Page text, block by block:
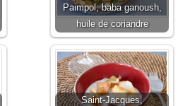
Paimpol, baba ganoush,
huile de coriandre
Saint-Jacques,